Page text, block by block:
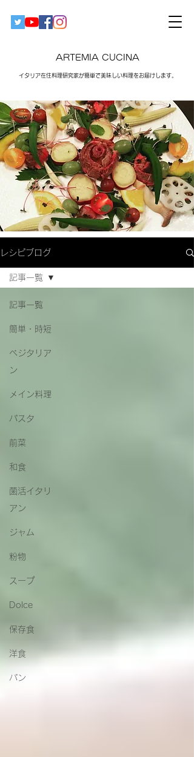
ARTEMIA CUCINA
イタリア在住料理研究家が簡単で美味しい料理をお届けします。​
レシピブログ
記事一覧
簡単・時短
ベジタリア
ン
メイン料理
パスタ
前菜
和食
菌活イタリ
アン
ジャム
粉物
スープ
Dolce
保存食
洋食
パン
記事一覧